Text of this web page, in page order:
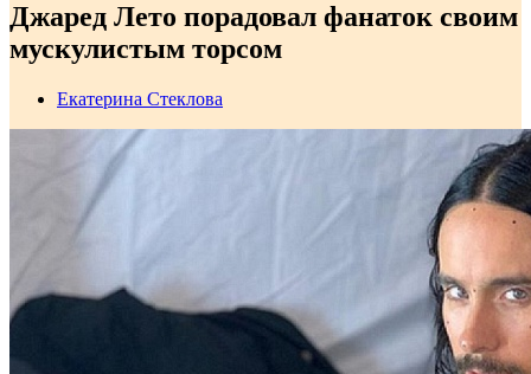
Джаред Лето порадовал фанаток своим
мускулистым торсом
Екатерина Стеклова